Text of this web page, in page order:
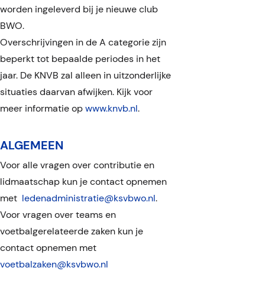
vereniging en mag de
sponsorcommissie
derhalve contact met u
opnemen (binnen 2
weken na ontvangst van
Ja
Nee
BWO is een vereniging
louter gesteld op
vrijwilligers. Wij zijn dan
ook constant op zoek
NIEUW ADRES
Verzenden
Vrouw
worden ingeleverd bij je nieuwe club
BWO.
Overschrijvingen in de A categorie zijn
beperkt tot bepaalde periodes in het
jaar. De KNVB zal alleen in uitzonderlijke
situaties daarvan afwijken. Kijk voor
meer informatie opwww.knvb.nl.
ALGEMEEN
Voor alle vragen over contributie en
lidmaatschap kun je contact opnemen
met ledenadministratie@ksvbwo.nl.
Voor vragen over teams en
voetbalgerelateerde zaken kun je
contact opnemen met
voetbalzaken@ksvbwo.nl